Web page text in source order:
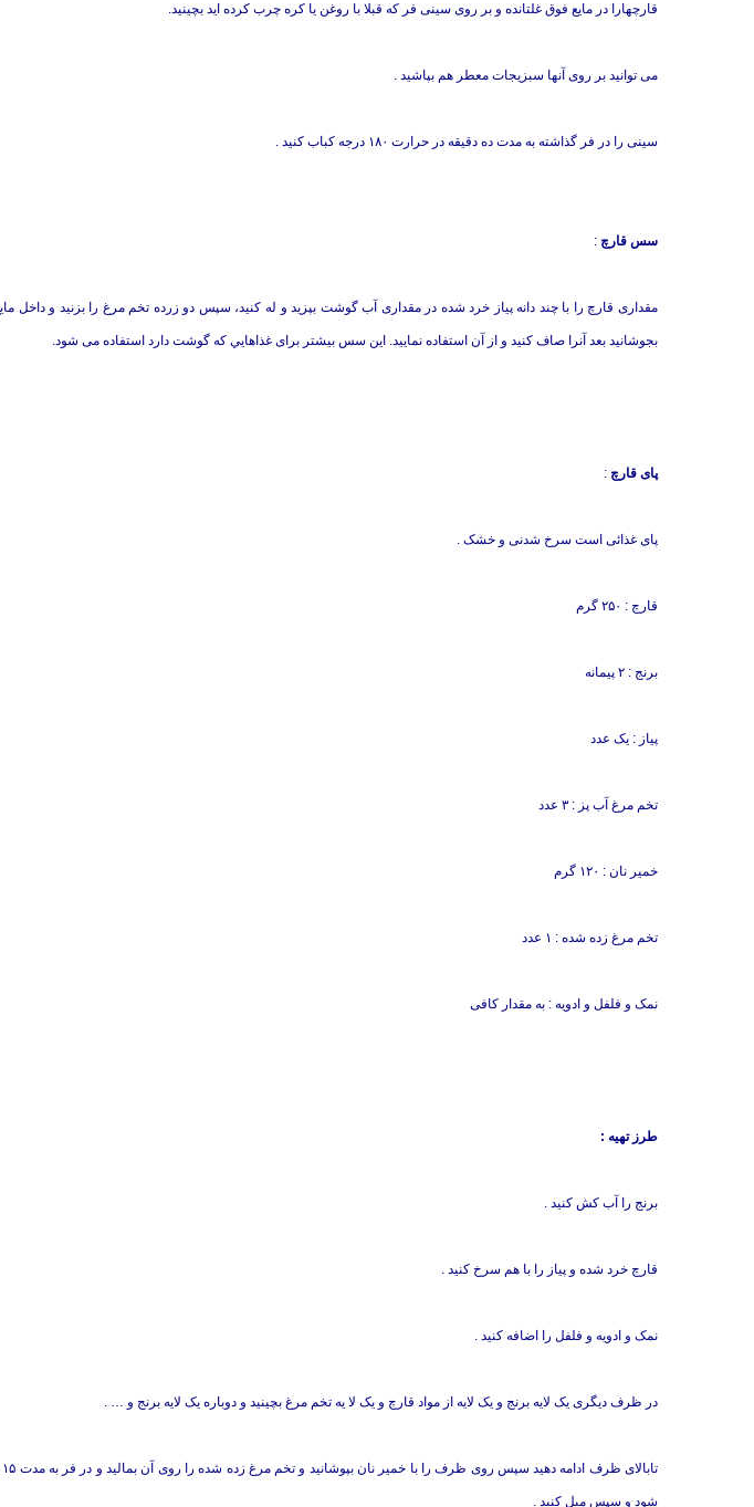
قارچهارا در مایع فوق غلتانده و بر روی سینی فر که قبلا با روغن یا کره چرب کرده اید بچینید.
می توانید بر روی آنها سبزیجات معطر هم بپاشید .
سینی را در فر گذاشته به مدت ده دقیقه در حرارت ۱۸۰ درجه کباب کنید .
سس قارچ :
بجوشانید بعد آنرا صاف کنيد و از آن استفاده نماييد. اين سس بيشتر برای غذاهايي که گوشت دارد استفاده می شود.
پای قارچ :
پای غذائی است سرخ شدنی و خشک .
قارچ : ۲۵۰ گرم
برنج : ۲ پیمانه
پیاز : یک عدد
تخم مرغ آب پز : ۳ عدد
خمیر نان : ۱۲۰ گرم
تخم مرغ زده شده : ۱ عدد
نمک و فلفل و ادویه : به مقدار کافی
طرز تهیه :
برنج را آب کش کنید .
قارچ خرد شده و پیاز را با هم سرخ کنید .
نمک و ادویه و فلفل را اضافه کنید .
در ظرف دیگری یک لایه برنج و یک لایه از مواد قارچ و یک لا یه تخم مرغ بچینید و دوباره یک لایه برنج و … .
شود و سپس میل کنید .